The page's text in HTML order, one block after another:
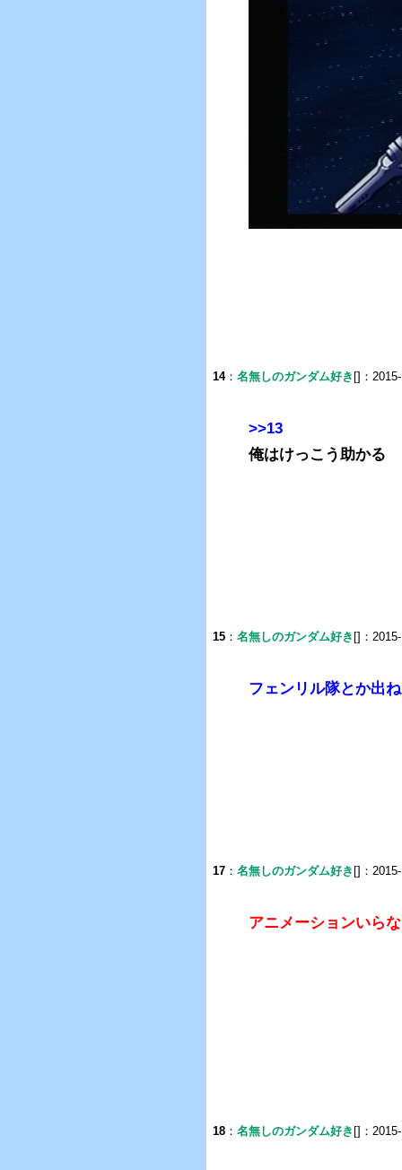
14： 名無しのガンダム好き []：
>>13
俺はけっこう助かる
15 ： 名無しのガンダム好き []：
フェンリル隊とか出
17 ： 名無しのガンダム好き []：
アニメーションいら
18 ： 名無しのガンダム好き []：